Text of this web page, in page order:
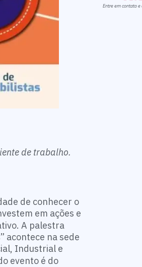
de trabalho.
de conhecer o
em ações e
A palestra
acontece na sede
Industrial e
evento é do
Entre em contato e